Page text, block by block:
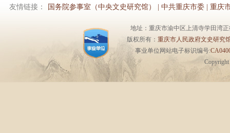
友情链接： 国务院参事室（中央文史研究馆） 中共重庆市委 重庆
地址：重庆市渝中区上清寺学田湾
版权所有： 重庆市人民政府文史研究
事业单位网站电子标识编号: